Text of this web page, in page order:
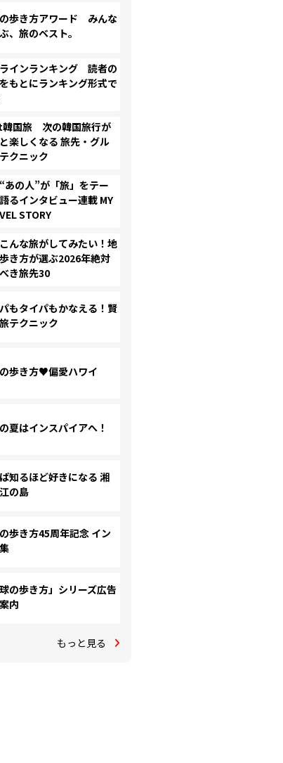
歩き方アワード みんな
、旅のベスト。
インランキング 読者の
もとにランキング形式で
国旅 次の韓国旅行が
楽しくなる 旅先・グル
クニック
あの人”が「旅」をテー
るインタビュー連載 MY
STORY
んな旅がしてみたい！地
き方が選ぶ2026年絶対
き旅先30
もタイパもかなえる！賢
テクニック
歩き方♥偏愛ハワイ
夏はインスパイアへ！
知るほど好きになる 湘
の島
歩き方45周年記念 イン
球の歩き方」シリーズ広告
内
もっと見る